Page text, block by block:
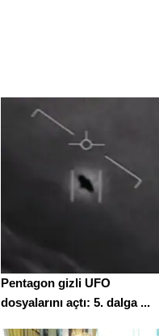
Pentagon gizli UFO
dosyalarını açtı: 5. dalga ...